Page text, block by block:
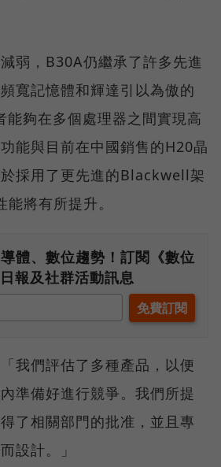
弱，B30A仍繼承了許多先進
寬記憶體和輝達引以為傲的
夠在多個處理器之間實現高
能與目前在中國銷售的H20晶
採用了更先進的Blackwell架
將有所提升。
體、數位趨勢！訂閱《數位
報及社群活動訊息
我們評估了多種產品，以便
準備好進行競爭。我們所提
了相關部門的批准，並且專
設計。」